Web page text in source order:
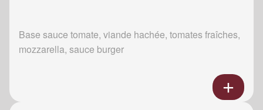
Base sauce tomate, viande hachée, tomates fraîches,
mozzarella, sauce burger